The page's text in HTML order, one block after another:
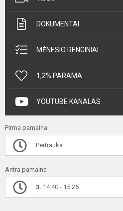
DOKUMENTAI
MĖNESIO RENGINIAI
1,2% PARAMA
YOUTUBE KANALAS
Pirma pamaina
Pertrauka
Antra pamaina
3. 14:40 - 15:25